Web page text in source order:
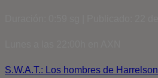
S.W.A.T.: Los hombres de Harrelson